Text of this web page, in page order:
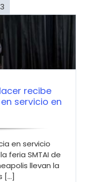
recibe
servicio en
en servicio
feria SMTAI de
llevan la
[...]